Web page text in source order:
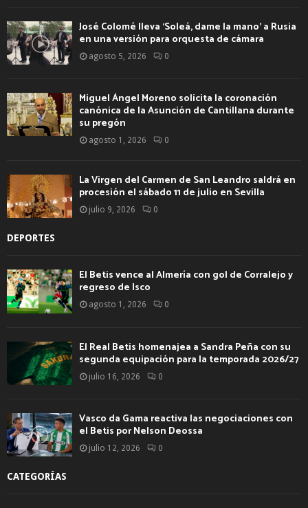
José Colomé lleva ‘Soleá, dame la mano’ a Rusia
en una versión para orquesta de cámara
agosto 5, 2026 0
Miguel Ángel Moreno solicita la coronación
canónica de la Asunción de Cantillana durante
su pregón
agosto 1, 2026 0
La Virgen del Carmen de San Leandro saldrá en
procesión el sábado 11 de julio en Sevilla
julio 9, 2026 0
DEPORTES
El Betis vence al Almería con gol de Corralejo y
regreso de Isco
agosto 1, 2026 0
El Real Betis homenajea a Sandra Peña con su
segunda equipación para la temporada 2026/27
julio 16, 2026 0
Vasco da Gama reactiva las negociaciones con
el Betis por Nelson Deossa
julio 12, 2026 0
CATEGORÍAS